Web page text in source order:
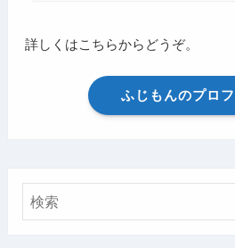
詳しくはこちらからどうぞ。
ふじもんのプロ